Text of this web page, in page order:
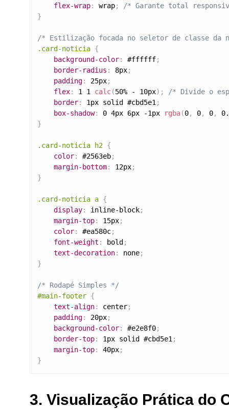
flex-wrap: wrap;
/* Garante total
}
/* Estilização focada no seletor de classe da
.card-noticia {
background-color: #ffffff;
border-radius : 8px;
padding: 25px;
flex: 1 1 calc(50% - 10px) ;
/* Divide o
border: 1px solid #cbd5e1;
box-shadow: 0 4px 6px -1px rgba(0, 0, 0,
}
.card-noticia h2 {
color: #2563eb;
margin-bottom: 12px;
}
.card-noticia a {
display: inline-block;
margin-top: 15px;
color: #ea580c;
font-weight : bold ;
text-decoration: none;
}
/* Rodapé Simples */
#main-footer {
text-align: center;
padding: 20px;
background-color: #e2e8f0;
border-top: 1px solid #cbd5e1;
margin-top: 40px;
}
3. Visualização Prática do